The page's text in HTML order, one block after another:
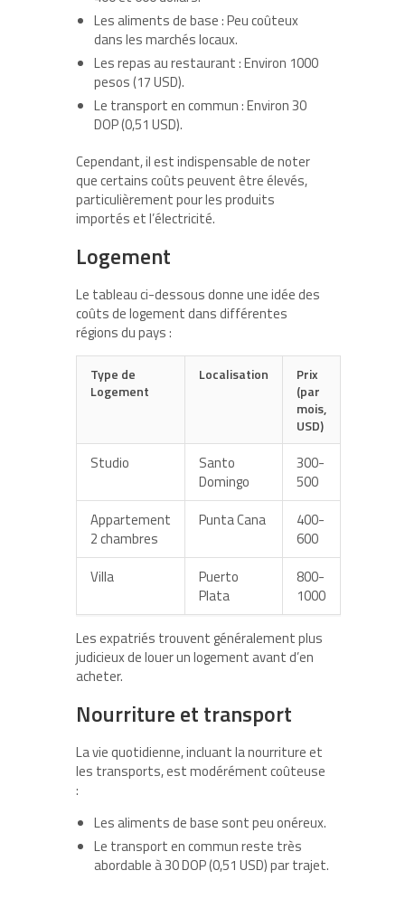
Les aliments de base : Peu coûteux
dans les marchés locaux.
Les repas au restaurant : Environ 1000
pesos (17 USD).
Le transport en commun : Environ 30
DOP (0,51 USD).
Cependant, il est indispensable de noter
que certains coûts peuvent être élevés,
particulièrement pour les produits
importés et l’électricité.
Logement
Le tableau ci-dessous donne une idée des
coûts de logement dans différentes
régions du pays :
Type de
Logement
Localisation
Prix
(par
mois,
USD)
Studio
Santo
Domingo
300-
500
Appartement
2 chambres
Punta Cana
400-
600
Villa
Puerto
Plata
800-
1000
Les expatriés trouvent généralement plus
judicieux de louer un logement avant d’en
acheter.
Nourriture et transport
La vie quotidienne, incluant la nourriture et
les transports, est modérément coûteuse
:
Les aliments de base sont peu onéreux.
Le transport en commun reste très
abordable à 30 DOP (0,51 USD) par trajet.